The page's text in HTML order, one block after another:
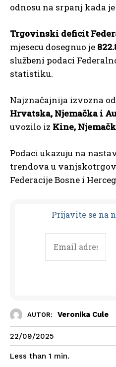
odnosu na srpanj kada
Trgovinski deficit
mjesecu dosegnuo je
službeni podaci
statistiku.
Najznačajnija izvozna
Hrvatska, Njemačka i
uvozilo iz Kine,
Podaci ukazuju na
trendova u
Federacije Bosne i
Prijavite se na
AUTOR: Veronika Cule
22/09/2025
Less than 1 min.